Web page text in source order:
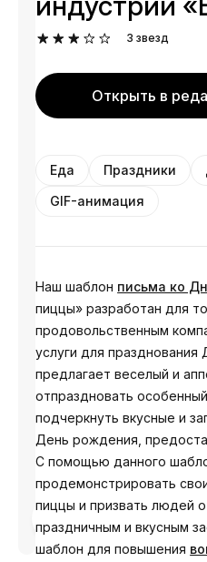
Разработано
Анастасия
3 звезд
Открыть в
Еда Праздники
GIF-анимация
Наш шаблон письма ко
пиццы» разработан для
продовольственным
услуги для
предлагает веселый и
отпраздновать
подчеркнуть вкусные и
День рождения,
С помощью данного
продемонстрировать
пиццы и призвать людей
праздничным и вкусным
шаблон для повышения